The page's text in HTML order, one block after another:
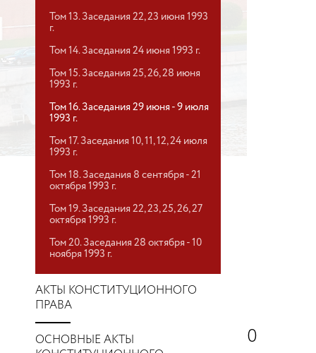
Том 13. Заседания 22, 23 июня 1993
г.
Том 14. Заседания 24 июня 1993 г.
Том 15. Заседания 25, 26, 28 июня
1993 г.
Том 16. Заседания 29 июня - 9 июля
1993 г.
Том 17. Заседания 10, 11, 12, 24 июля
1993 г.
Том 18. Заседания 8 сентября - 21
октября 1993 г.
Том 19. Заседания 22, 23, 25, 26, 27
октября 1993 г.
Том 20. Заседания 28 октября - 10
ноября 1993 г.
АКТЫ КОНСТИТУЦИОННОГО
ПРАВА
ОСНОВНЫЕ АКТЫ
0